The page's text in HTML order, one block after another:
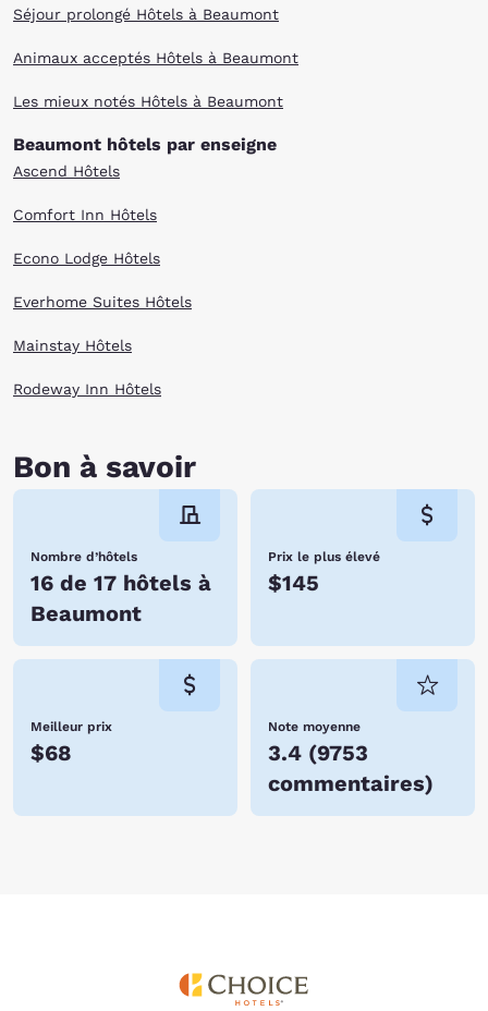
Séjour prolongé Hôtels à Beaumont
Animaux acceptés Hôtels à Beaumont
Les mieux notés Hôtels à Beaumont
Beaumont hôtels par enseigne
Ascend Hôtels
Comfort Inn Hôtels
Econo Lodge Hôtels
Everhome Suites Hôtels
Mainstay Hôtels
Rodeway Inn Hôtels
Bon à savoir
Nombre d’hôtels
16 de 17 hôtels à
Beaumont
Prix le plus élevé
$145
Meilleur prix
$68
Note moyenne
3.4 (9753
commentaires)